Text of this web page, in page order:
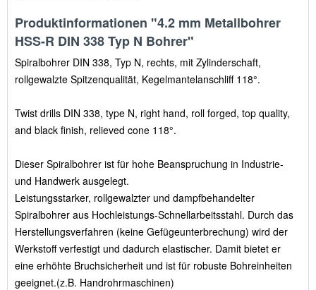
Produktinformationen "4.2 mm Metallbohrer
HSS-R DIN 338 Typ N Bohrer"
Spiralbohrer DIN 338, Typ N, rechts, mit Zylinderschaft,
rollgewalzte Spitzenqualität, Kegelmantelanschliff 118°.
Twist drills DIN 338, type N, right hand, roll forged, top quality,
and black finish, relieved cone 118°.
Dieser Spiralbohrer ist für hohe Beanspruchung in Industrie-
und Handwerk ausgelegt.
Leistungsstarker, rollgewalzter und dampfbehandelter
Spiralbohrer aus Hochleistungs-Schnellarbeitsstahl. Durch das
Herstellungsverfahren (keine Gefügeunterbrechung) wird der
Werkstoff verfestigt und dadurch elastischer. Damit bietet er
eine erhöhte Bruchsicherheit und ist für robuste Bohreinheiten
geeignet.(z.B. Handrohrmaschinen)